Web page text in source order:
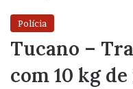
Polícia
Tucano –
com 10 kg